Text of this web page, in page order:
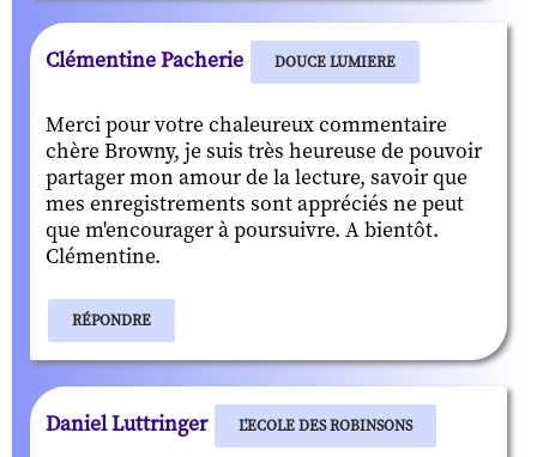
Clémentine Pacherie DOUCE LUMIERE
Merci pour votre chaleureux commentaire
chère Browny, je suis très heureuse de pouvoir
partager mon amour de la lecture, savoir que
mes enregistrements sont appréciés ne peut
que m'encourager à poursuivre. A bientôt.
Clémentine.
RÉPONDRE
Daniel Luttringer L'ECOLE DES ROBINSONS